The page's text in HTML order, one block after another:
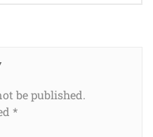
be published.
*